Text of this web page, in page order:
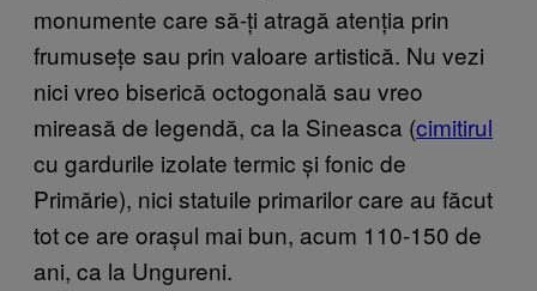
monumente care să-ți atragă atenția prin
frumusețe sau prin valoare artistică. Nu vezi
nici vreo biserică octogonală sau vreo
mireasă de legendă, ca la Sineasca (cimitirul
cu gardurile izolate termic și fonic de
Primărie), nici statuile primarilor care au făcut
tot ce are orașul mai bun, acum 110-150 de
ani, ca la Ungureni.